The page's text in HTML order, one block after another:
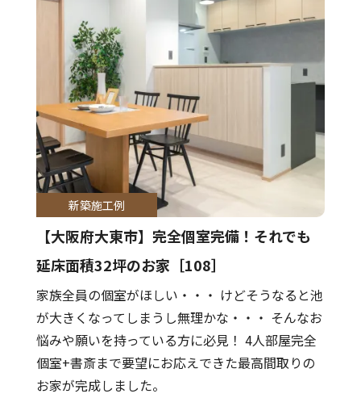
新築施工例
【大阪府大東市】完全個室完備！それでも
延床面積32坪のお家［108］
家族全員の個室がほしい・・・ けどそうなると池
が大きくなってしまうし無理かな・・・ そんなお
悩みや願いを持っている方に必見！ 4人部屋完全
個室+書斎まで要望にお応えできた最高間取りの
お家が完成しました。